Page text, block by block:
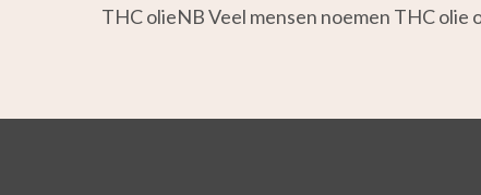
THC olieNB Veel mensen noemen THC olie